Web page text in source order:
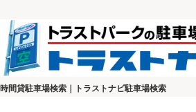
時間貸駐車場検索｜トラストナビ駐車場検索